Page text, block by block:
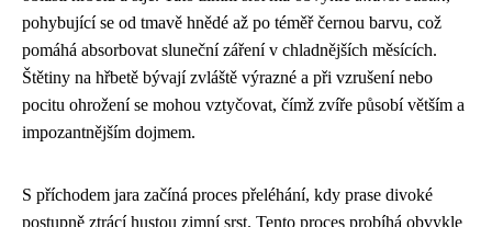
pohybující se od tmavě hnědé až po téměř černou barvu, což
pomáhá absorbovat sluneční záření v chladnějších měsících.
Štětiny na hřbetě bývají zvláště výrazné a při vzrušení nebo
pocitu ohrožení se mohou vztyčovat, čímž zvíře působí větším a
impozantnějším dojmem.
S příchodem jara začíná proces přeléhání, kdy prase divoké
postupně ztrácí hustou zimní srst. Tento proces probíhá obvykle